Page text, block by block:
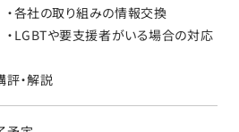
各社の取り組みの情報交換
LGBTや要支援者がいる場合の対応
・解説